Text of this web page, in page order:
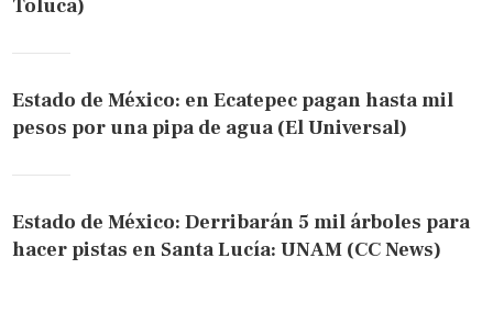
Toluca)
Estado de México: en Ecatepec pagan hasta mil
pesos por una pipa de agua (El Universal)
Estado de México: Derribarán 5 mil árboles para
hacer pistas en Santa Lucía: UNAM (CC News)